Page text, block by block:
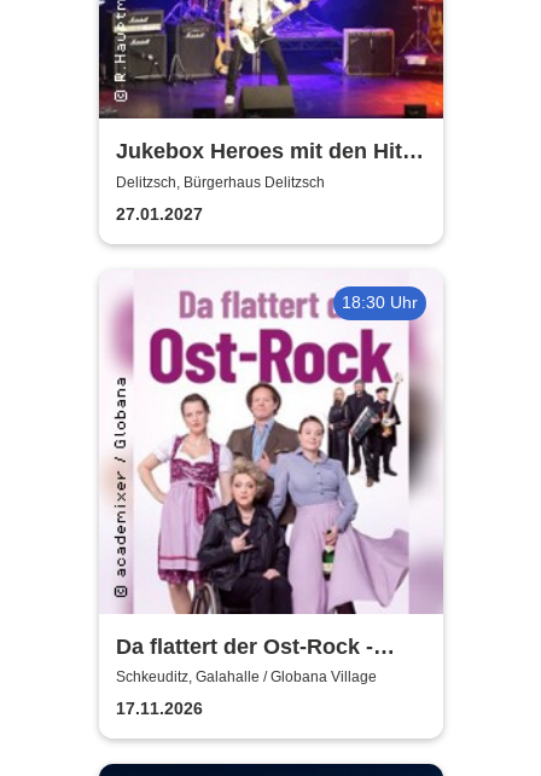
Jukebox Heroes mit den Hits
von Sweet, Slade u.v.a. - 2027
Delitzsch, Bürgerhaus Delitzsch
27.01.2027
18:30 Uhr
Da flattert der Ost-Rock -
H.Blank, A. Geißler, R.
Köbernick
Schkeuditz, Galahalle / Globana Village
17.11.2026